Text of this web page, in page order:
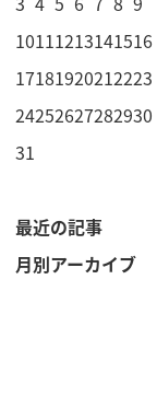
10111213141516
17181920212223
24252627282930
31
最近の記事
月別アーカイブ